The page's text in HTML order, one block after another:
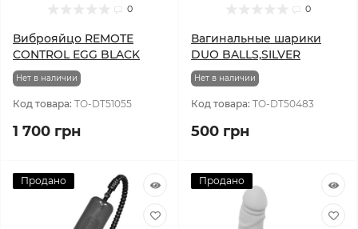
0
Виброяйцо REMOTE
CONTROL EGG BLACK
Нет в наличии
Код товара: TO-DT51055
1 700 грн
0
Вагинальные шарики
DUO BALLS,SILVER
Нет в наличии
Код товара: TO-DT50483
500 грн
Продано Продано